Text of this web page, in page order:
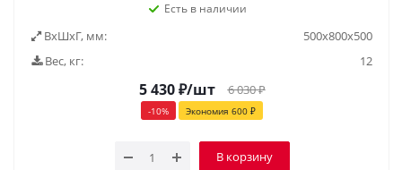
Есть в наличии
ВxШxГ, мм:
500x800x500
Вес, кг:
12
5 430₽/шт 6 030₽
-10% Экономия 600 ₽
В корзину